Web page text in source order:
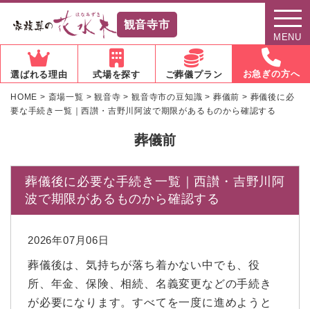
観音寺市
MENU
選ばれる理由 式場を探す ご葬儀プラン お急ぎの方へ
HOME > 斎場一覧 >観音寺 >観音寺市の豆知識 > 葬儀前 > 葬儀後に必
要な手続き一覧｜西讃・吉野川阿波で期限があるものから確認する
葬儀前
葬儀後に必要な手続き一覧｜西讃・吉野川阿
波で期限があるものから確認する
2026年07月06日
葬儀後は、気持ちが落ち着かない中でも、役
所、年金、保険、相続、名義変更などの手続き
が必要になります。すべてを一度に進めようと